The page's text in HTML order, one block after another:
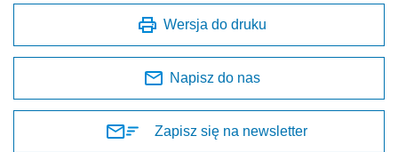
Wersja do druku
Napisz do nas
Zapisz się na newsletter